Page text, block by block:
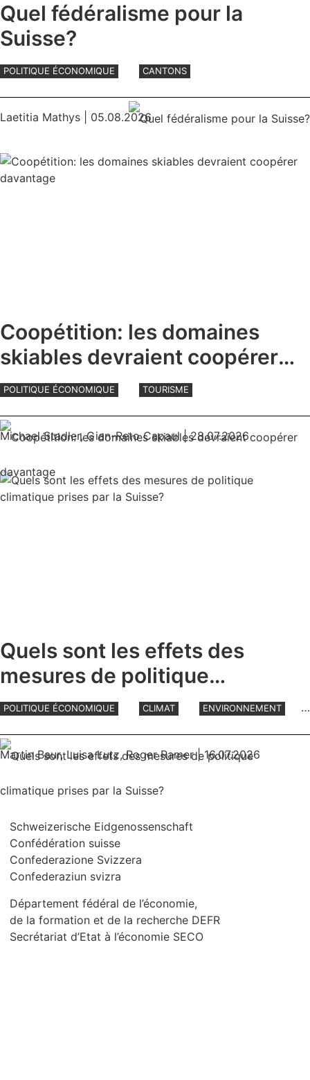
Quel fédéralisme pour la
Suisse?
POLITIQUE ÉCONOMIQUE CANTONS
Laetitia Mathys | 05.08.2026
Coopétition: les domaines
skiables devraient coopérer
davantage
POLITIQUE ÉCONOMIQUE TOURISME
Michael Stadler,Gian-Reto Capaul| 28.07.2026
Quels sont les effets des
mesures de politique
climatique prises par la
POLITIQUE ÉCONOMIQUE CLIMAT
ENVIRONNEMENT
Martin Baur,Luisa Lutz,Roger Ramer| 16.07.2026
Schweizerische Eidgenossenschaft
Confédération suisse
Confederazione Svizzera
Confederaziun svizra
Département fédéral de l’économie,
de la formation et de la recherche DEFR
Secrétariat d’Etat à l’économie SECO